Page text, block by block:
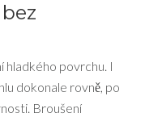
hladkého povrchu. I
dokonale rovně, po
Broušení